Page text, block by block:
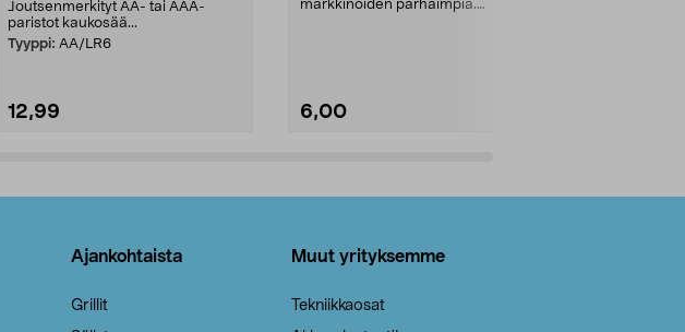
Joutsenmerkityt AA- tai AAA-
paristot kaukosää...
Tyyppi: AA/LR6
12,99
markkinoiden parhaimpia.
6,00
Ajankohtaista
Grillit
Muut yrityksemme
Tekniikkaosat